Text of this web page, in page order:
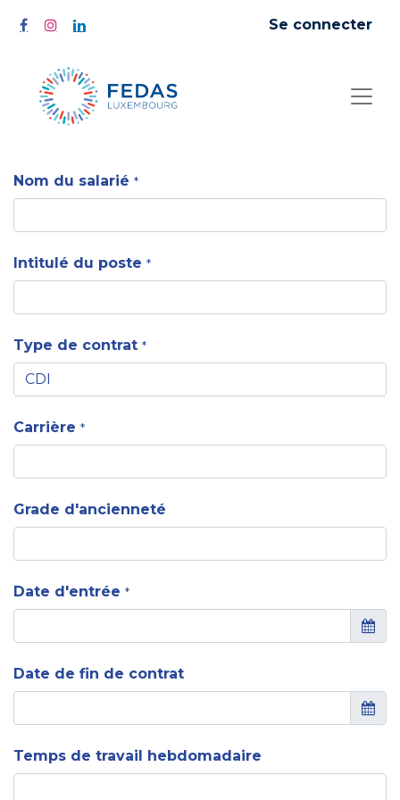
Se connecter
Nom du salarié *
Intitulé du poste *
Type de contrat *
Carrière *
Grade d'ancienneté
Date d'entrée *
Date de fin de contrat
Temps de travail hebdomadaire